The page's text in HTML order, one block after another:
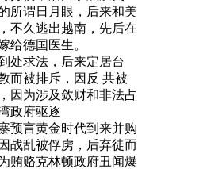
所谓日月眼，后来和美
不久逃出越南，先后在
给德国医生。
处求法，后来定居台
而被排斥，因反 共被
因为涉及敛财和非法占
政府驱逐
预言黄金时代到来并购
战乱被俘虏，后弃徒而
贿赂克林顿政府丑闻爆